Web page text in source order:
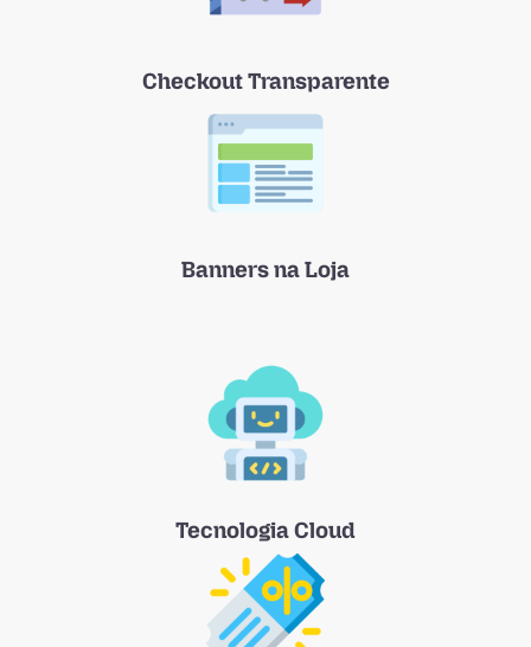
Checkout Transparente
Banners na Loja
Tecnologia Cloud